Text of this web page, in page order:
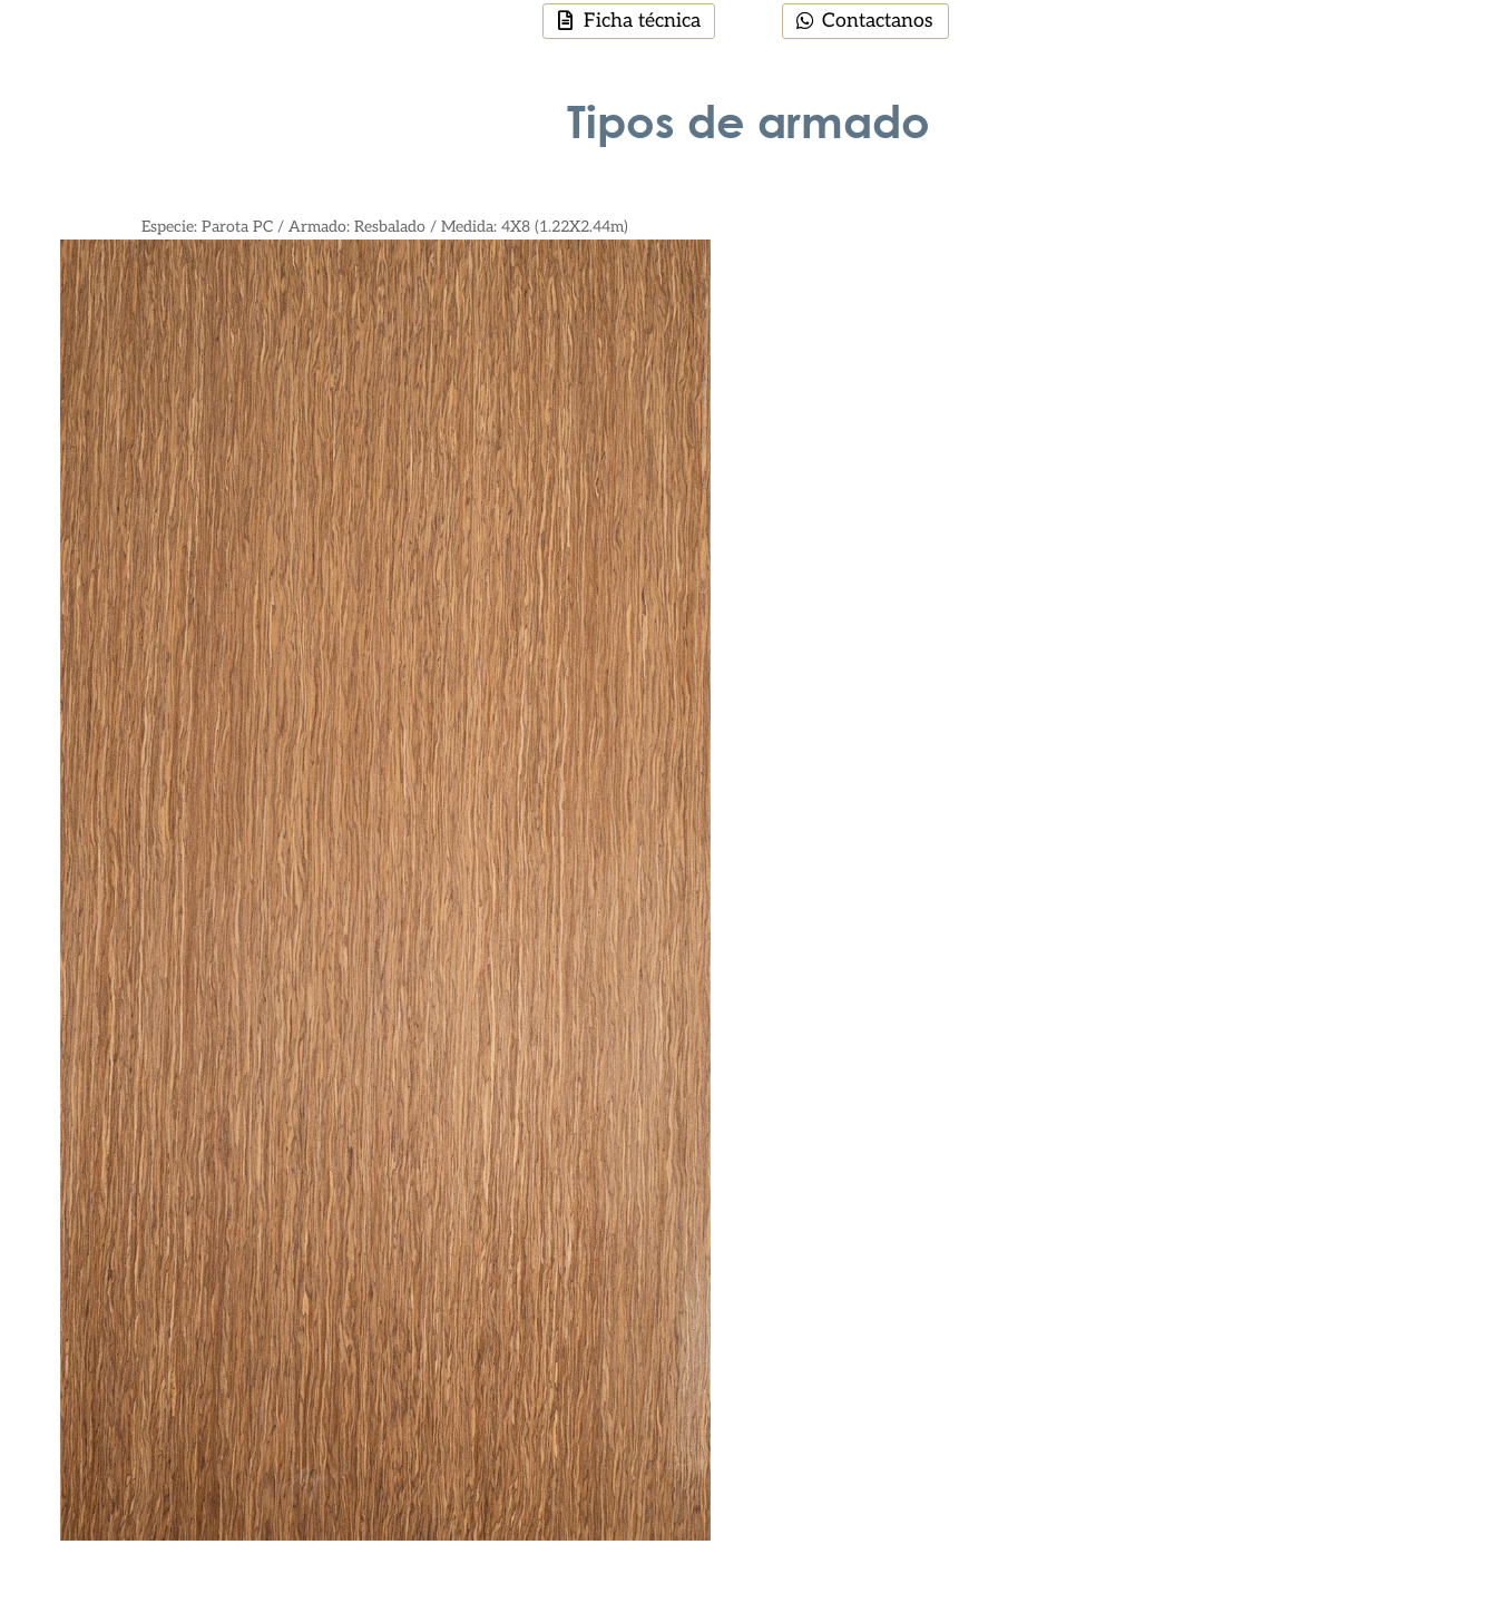
Ficha técnica Contactanos
Tipos de armado
Especie: Parota PC / Armado: Resbalado / Medida: 4X8 (1.22X2.44m)